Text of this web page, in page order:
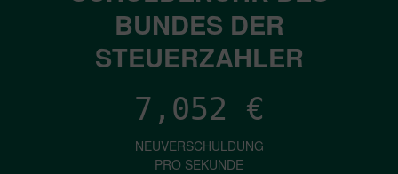
BUNDES DER
STEUERZAHLER
7,052 €
NEUVERSCHULDUNG
PRO SEKUNDE